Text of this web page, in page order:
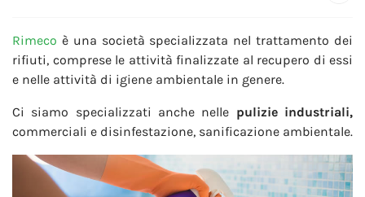
Rimeco è una società specializzata nel trattamento dei
rifiuti, comprese le attività finalizzate al recupero di essi
e nelle attività di igiene ambientale in genere.
Ci siamo specializzati anche nelle pulizie industriali,
commerciali e disinfestazione, sanificazione ambientale.